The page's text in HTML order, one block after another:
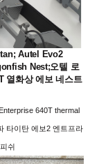
Autel Evo2
Nest;오텔 로
열화상 에보 네스트
640T thermal
타이탄 에보2 엔트프라
쉬